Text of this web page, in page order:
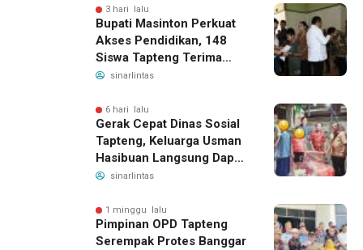
Ancaman Banjir
3 hari lalu
Bupati Masinton Perkuat
Akses Pendidikan, 148
Siswa Tapteng Terima
Bantuan Program
sinarlintas
6 hari lalu
Gerak Cepat Dinas Sosial
Tapteng, Keluarga Usman
Hasibuan Langsung Dapat
Bantuan dan Penanganan
sinarlintas
1 minggu lalu
Pimpinan OPD Tapteng
Serempak Protes Banggar